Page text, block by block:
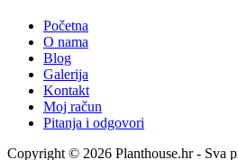
Početna
O nama
Blog
Galerija
Kontakt
Moj račun
Pitanja i odgovori
Copyright © 2026 Planthouse.hr - Sva